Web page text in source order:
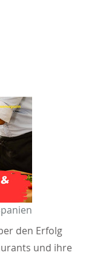
den Erfolg
und ihre